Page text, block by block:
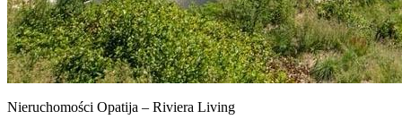
Nieruchomości Opatija – Riviera Living